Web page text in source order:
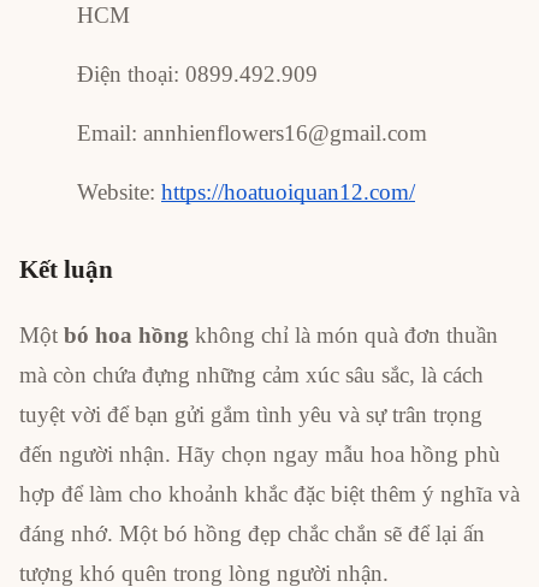
HCM
Điện thoại: 0899.492.909
Email: annhienflowers16@gmail.com
Website: https://hoatuoiquan12.com/
Kết luận
Một bó hoa hồng không chỉ là món quà đơn thuần
mà còn chứa đựng những cảm xúc sâu sắc, là cách
tuyệt vời để bạn gửi gắm tình yêu và sự trân trọng
đến người nhận. Hãy chọn ngay mẫu hoa hồng phù
hợp để làm cho khoảnh khắc đặc biệt thêm ý nghĩa và
đáng nhớ. Một bó hồng đẹp chắc chắn sẽ để lại ấn
tượng khó quên trong lòng người nhận.